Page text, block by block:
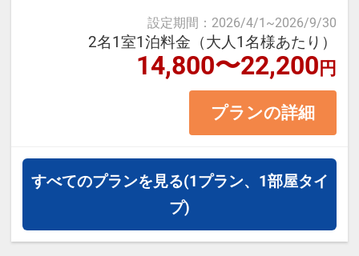
・大人、3歳以上のお子様を含め6名
様迄宿泊可（添寝幼児は定員数除
・宿泊料金は、1部屋の「大人」の
人数によって料金が異なります。
※お子様（小学生）のご予約につき
設定期間 ： 2026/4/1 ~2026/9/30
2名1室1泊料金（大人1名様あたり）
14,800〜22,200円
プランの詳細
すべてのプランを見る(1プラン、1部屋タイ
プ)